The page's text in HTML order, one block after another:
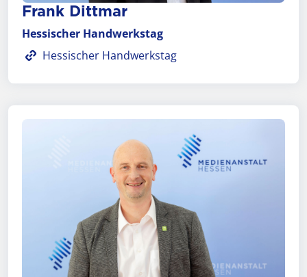
Frank Dittmar
Hessischer Handwerkstag
Hessischer Handwerkstag